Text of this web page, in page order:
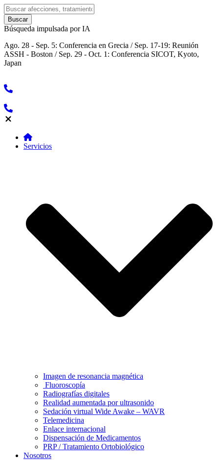
Búsqueda impulsada por IA
Ago. 28 - Sep. 5: Conferencia en Grecia / Sep. 17-19: Reunión
ASSH - Boston / Sep. 29 - Oct. 1: Conferencia SICOT, Kyoto,
Japan
Servicios
Imagen de resonancia magnética
Fluoroscopía
Radiografías digitales
Realidad aumentada por ultrasonido
Sedación virtual Wide Awake – WAVR
Telemedicina
Enlace internacional
Dispensación de Medicamentos
PRP / Tratamiento Ortobiológico
Nosotros